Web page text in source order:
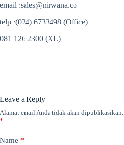
email :sales@nirwana.co
telp :(024) 6733498 (Office)
081 126 2300 (XL)
Leave a Reply
Alamat email Anda tidak akan dipublikasikan.
*
Name *